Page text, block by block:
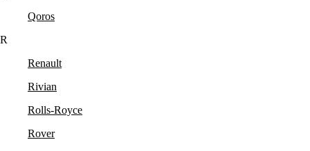
Qoros
R
Renault
Rivian
Rolls-Royce
Rover